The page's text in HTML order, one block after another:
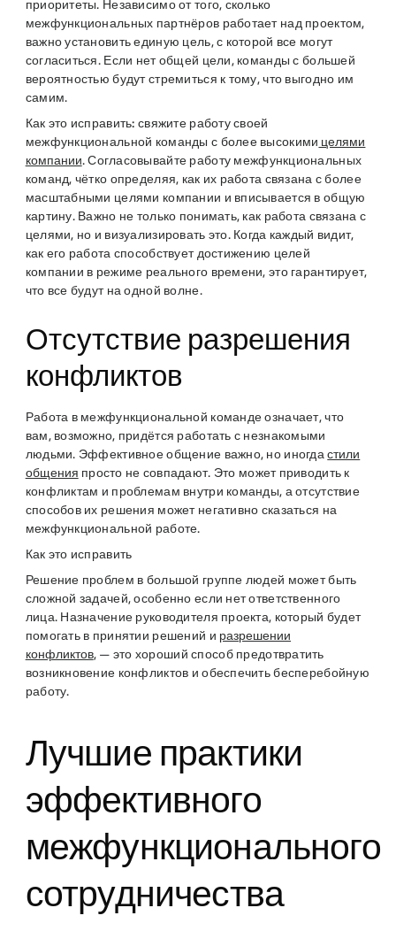
приоритеты. Независимо от того, сколько
межфункциональных партнёров работает над проектом,
важно установить единую цель, с которой все могут
согласиться. Если нет общей цели, команды с большей
вероятностью будут стремиться к тому, что выгодно им
самим.
Как это исправить: свяжите работу своей
межфункциональной команды с более высокими целями
компании. Согласовывайте работу межфункциональных
команд, чётко определяя, как их работа связана с более
масштабными целями компании и вписывается в общую
картину. Важно не только понимать, как работа связана с
целями, но и визуализировать это. Когда каждый видит,
как его работа способствует достижению целей
компании в режиме реального времени, это гарантирует,
что все будут на одной волне.
Отсутствие разрешения
конфликтов
Работа в межфункциональной команде означает, что
вам, возможно, придётся работать с незнакомыми
людьми. Эффективное общение важно, но иногдастили
общения просто не совпадают. Это может приводить к
конфликтам и проблемам внутри команды, а отсутствие
способов их решения может негативно сказаться на
межфункциональной работе.
Как это исправить
Решение проблем в большой группе людей может быть
сложной задачей, особенно если нет ответственного
лица. Назначение руководителя проекта, который будет
помогать в принятии решений и разрешении
конфликтов, — это хороший способ предотвратить
возникновение конфликтов и обеспечить бесперебойную
работу.
Лучшие практики
эффективного
межфункционального
сотрудничества